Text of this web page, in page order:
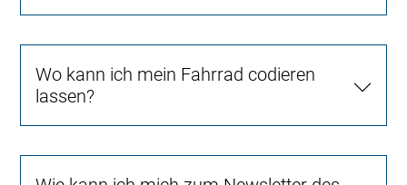
Wo kann ich mein Fahrrad codieren
lassen?